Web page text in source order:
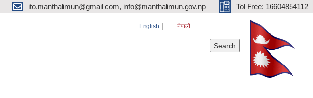
ito.manthalimun@gmail.com, info@manthalimun.gov.np Tol Free: 16604854112
English नेपाली